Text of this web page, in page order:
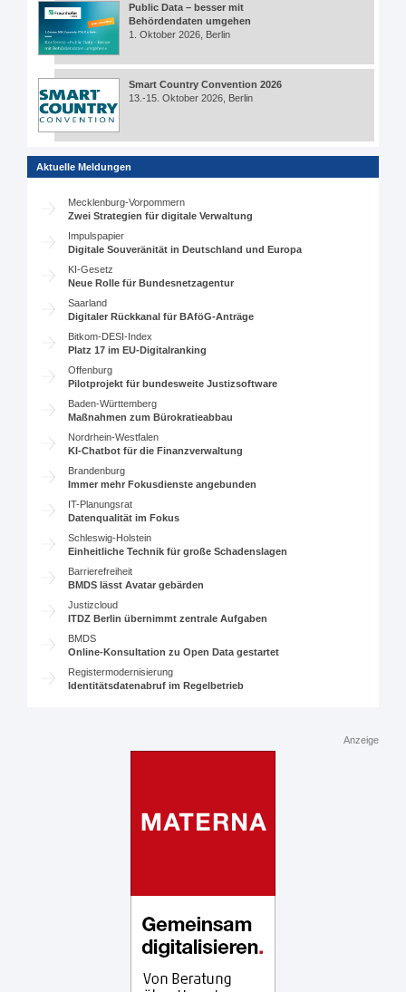
Public Data – besser mit
Behördendaten umgehen
1. Oktober 2026, Berlin
Smart Country Convention 2026
13.-15. Oktober 2026, Berlin
Aktuelle Meldungen
Mecklenburg-Vorpommern
Zwei Strategien für digitale Verwaltung
Impulspapier
Digitale Souveränität in Deutschland und Europa
KI-Gesetz
Neue Rolle für Bundesnetzagentur
Saarland
Digitaler Rückkanal für BAföG-Anträge
Bitkom-DESI-Index
Platz 17 im EU-Digitalranking
Offenburg
Pilotprojekt für bundesweite Justizsoftware
Baden-Württemberg
Maßnahmen zum Bürokratieabbau
Nordrhein-Westfalen
KI-Chatbot für die Finanzverwaltung
Brandenburg
Immer mehr Fokusdienste angebunden
IT-Planungsrat
Datenqualität im Fokus
Schleswig-Holstein
Einheitliche Technik für große Schadenslagen
Barrierefreiheit
BMDS lässt Avatar gebärden
Justizcloud
ITDZ Berlin übernimmt zentrale Aufgaben
BMDS
Online-Konsultation zu Open Data gestartet
Registermodernisierung
Identitätsdatenabruf im Regelbetrieb
Anzeige